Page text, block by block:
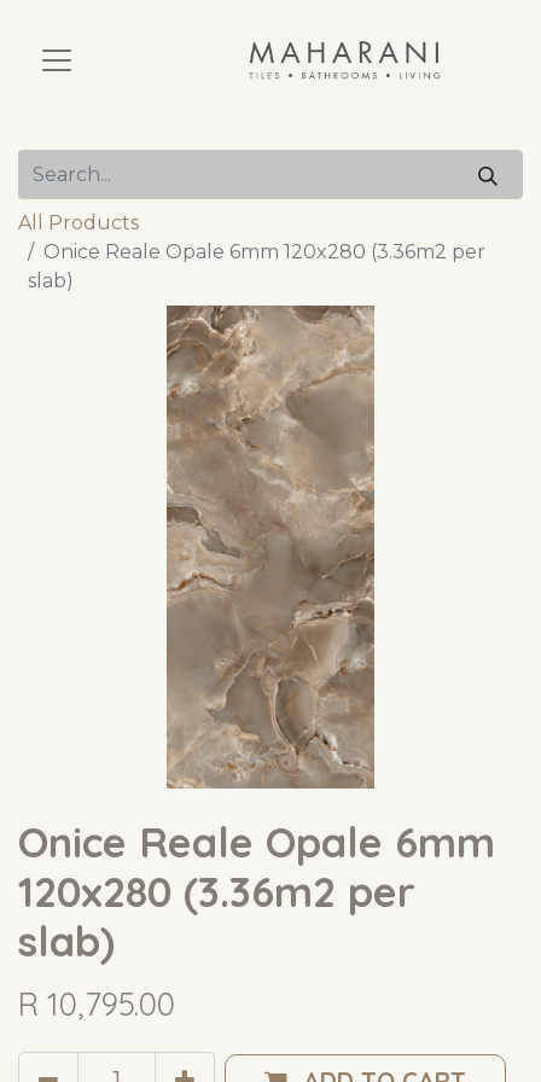
All Products
Onice Reale Opale 6mm 120x280 (3.36m2 per
slab)
Onice Reale Opale 6mm
120x280 (3.36m2 per
slab)
R 10,795.00